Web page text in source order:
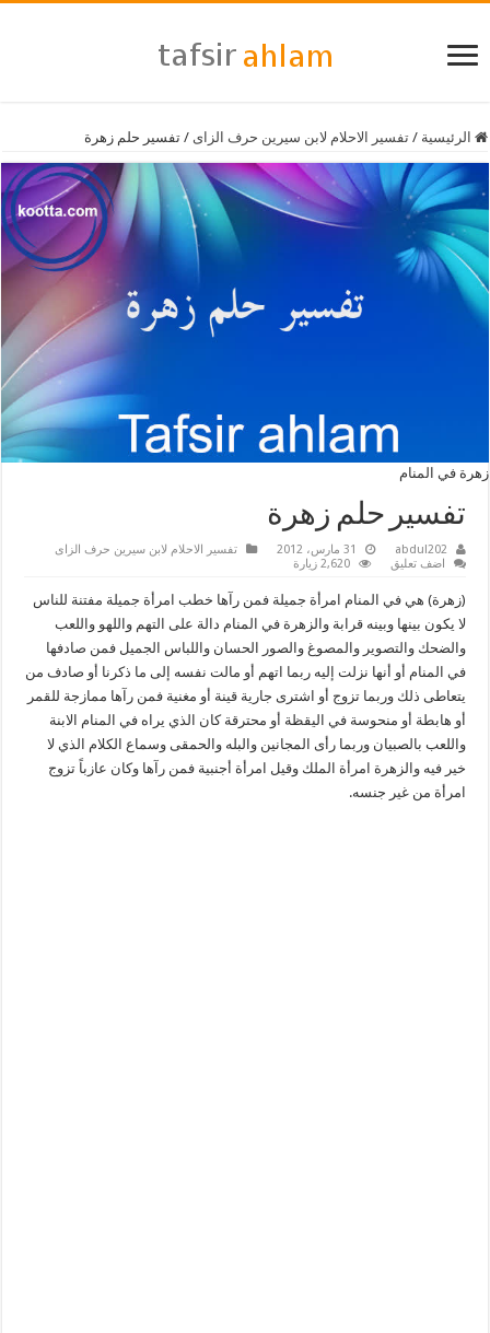
الرئيسية / تفسير الاحلام لابن سيرين حرف الزاى / تفسير حلم زهرة
زهرة في المنام
تفسير حلم زهرة
abdul202 31 مارس، 2012
تفسير الاحلام لابن سيرين حرف الزاى
اضف تعليق
2,620 زيارة
(زهرة) هي في المنام امرأة جميلة فمن رآها خطب امرأة جميلة مفتنة للناس
لا يكون بينها وبينه قرابة والزهرة في المنام دالة على التهم واللهو واللعب
والضحك والتصوير والمصوغ والصور الحسان واللباس الجميل فمن صادفها
في المنام أو أنها نزلت إليه ربما اتهم أو مالت نفسه إلى ما ذكرنا أو صادف من
يتعاطى ذلك وربما تزوج أو اشترى جارية قينة أو مغنية فمن رآها ممازجة للقمر
أو هابطة أو منحوسة في اليقظة أو محترقة كان الذي يراه في المنام الابنة
واللعب بالصبيان وربما رأى المجانين والبله والحمقى وسماع الكلام الذي لا
خير فيه والزهرة امرأة الملك وقيل امرأة أجنبية فمن رآها وكان عازباً تزوج
امرأة من غير جنسه.